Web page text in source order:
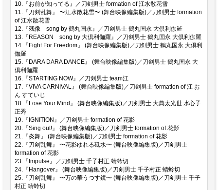
10.『お前が知ってる』／刀剣男士 formation of 江水散花雪
11.『刀剣乱舞』 〜江水散花雪〜 (舞台映像編集版)／刀剣男士 formation
of 江水散花雪
12.『残像 song by 鶴丸国永』／刀剣男士 鶴丸国永 大倶利伽羅
13.『REASON song by 大倶利伽羅』／刀剣男士 鶴丸国永 大倶利伽羅
14.『Fight For Freedom』 (舞台映像編集版)／刀剣男士 鶴丸国永 大倶利
伽羅
15.『DARA DARA DANCE』 (舞台映像編集版)／刀剣男士 鶴丸国永 大
倶利伽羅
16.『STARTING NOW』／刀剣男士 team江
17.『VIVA CARNIVAL』 (舞台映像編集版)／刀剣男士 formation of 江 お
ん すていじ
18.『Lose Your Mind』 (舞台映像編集版)／刀剣男士 大典太光世 水心子
正秀
19.『IGNITION』／刀剣男士 formation of 花影
20.『Sing out!』 (舞台映像編集版)／刀剣男士 formation of 花影
21.『炎舞』 (舞台映像編集版)／刀剣男士 formation of 花影
22.『刀剣乱舞』 〜花影ゆれる砥水〜 (舞台映像編集版)／刀剣男士
formation of 花影
23.『Impulse』／刀剣男士 千子村正 蜻蛉切
24.『Hangover』 (舞台映像編集版)／刀剣男士 千子村正 蜻蛉切
25.『刀剣乱舞』 〜万の華うつす鏡〜 (舞台映像編集版)／刀剣男士 千子
村正 蜻蛉切